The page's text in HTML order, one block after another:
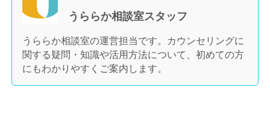
うららか相談室スタッフ
うららか相談室の運営担当です。カウンセリングに
関する疑問・知識や活用方法について、初めての方
にもわかりやすくご案内します。